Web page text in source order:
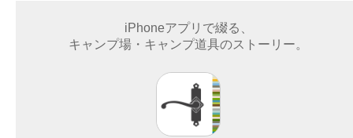
iPhoneアプリで綴る、
キャンプ場・キャンプ道具のストーリー。